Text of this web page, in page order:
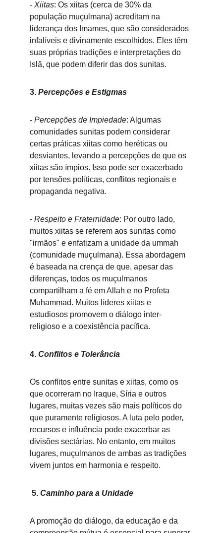
- Xiitas: Os xiitas (cerca de 30% da
população muçulmana) acreditam na
liderança dos Imames, que são considerados
infalíveis e divinamente escolhidos. Eles têm
suas próprias tradições e interpretações do
Islã, que podem diferir das dos sunitas.
3. Percepções e Estigmas
- Percepções de Impiedade: Algumas
comunidades sunitas podem considerar
certas práticas xiitas como heréticas ou
desviantes, levando a percepções de que os
xiitas são ímpios. Isso pode ser exacerbado
por tensões políticas, conflitos regionais e
propaganda negativa.
- Respeito e Fraternidade: Por outro lado,
muitos xiitas se referem aos sunitas como
"irmãos" e enfatizam a unidade da ummah
(comunidade muçulmana). Essa abordagem
é baseada na crença de que, apesar das
diferenças, todos os muçulmanos
compartilham a fé em Allah e no Profeta
Muhammad. Muitos líderes xiitas e
estudiosos promovem o diálogo inter-
religioso e a coexistência pacífica.
4. Conflitos e Tolerância
Os conflitos entre sunitas e xiitas, como os
que ocorreram no Iraque, Síria e outros
lugares, muitas vezes são mais políticos do
que puramente religiosos. A luta pelo poder,
recursos e influência pode exacerbar as
divisões sectárias. No entanto, em muitos
lugares, muçulmanos de ambas as tradições
vivem juntos em harmonia e respeito.
5. Caminho para a Unidade
A promoção do diálogo, da educação e da